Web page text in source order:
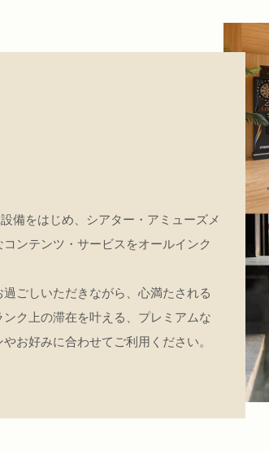
備をはじめ、シアター・アミューズメ
ンテンツ・サービスをオールインク
ごしいただきながら、心満たされる
ク上の滞在を叶える、プレミアムな
お好みに合わせてご利用ください。